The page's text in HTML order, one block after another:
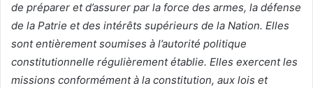
de préparer et d’assurer par la force des armes, la défense
de la Patrie et des intérêts supérieurs de la Nation. Elles
sont entièrement soumises à l’autorité politique
constitutionnelle régulièrement établie. Elles exercent les
missions conformément à la constitution, aux lois et